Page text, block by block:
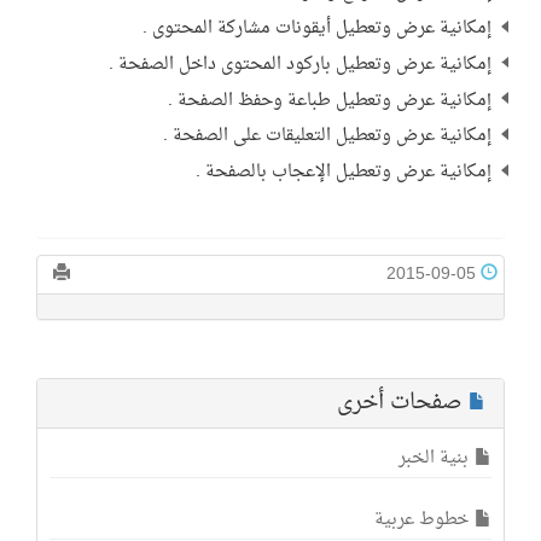
إمكانية عرض وتعطيل أيقونات مشاركة المحتوى .
إمكانية عرض وتعطيل باركود المحتوى داخل الصفحة .
إمكانية عرض وتعطيل طباعة وحفظ الصفحة .
إمكانية عرض وتعطيل التعليقات على الصفحة .
إمكانية عرض وتعطيل الإعجاب بالصفحة .
2015-09-05
صفحات أخرى
بنية الخبر
خطوط عربية